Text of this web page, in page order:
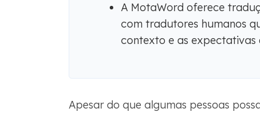
A MotaWord oferece
com tradutores humanos
contexto e as expectativas
Apesar do que algumas pessoas